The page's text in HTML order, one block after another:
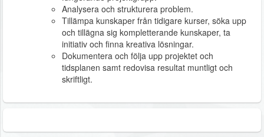
Analysera och strukturera problem.
Tillämpa kunskaper från tidigare kurser, söka upp
och tillägna sig kompletterande kunskaper, ta
initiativ och finna kreativa lösningar.
Dokumentera och följa upp projektet och
tidsplanen samt redovisa resultat muntligt och
skriftligt.